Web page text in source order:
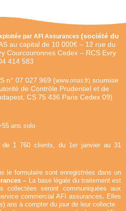
par AFI Assurances (société du
au capital de 10 000€ – 12 rue du
Courcouronnes Cedex – RCS Evry
414 583
n° 07 027 969 (www.orias.fr) soumise
de Contrôle Prudentiel et de
CS 75 436 Paris Cedex 09)
ans solo
de 1 760 clients, du 1er janvier au 31
le formulaire sont enregistrées dans un
–
La base légale du traitement est
collectées seront communiquées aux
commercial AFI assurances. Elles
ans à compter du jour de leur collecte.